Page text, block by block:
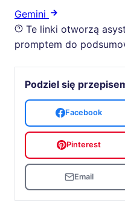
Gemini
Te linki otworzą
promptem do
Podziel się
Facebook
Pinterest
Email